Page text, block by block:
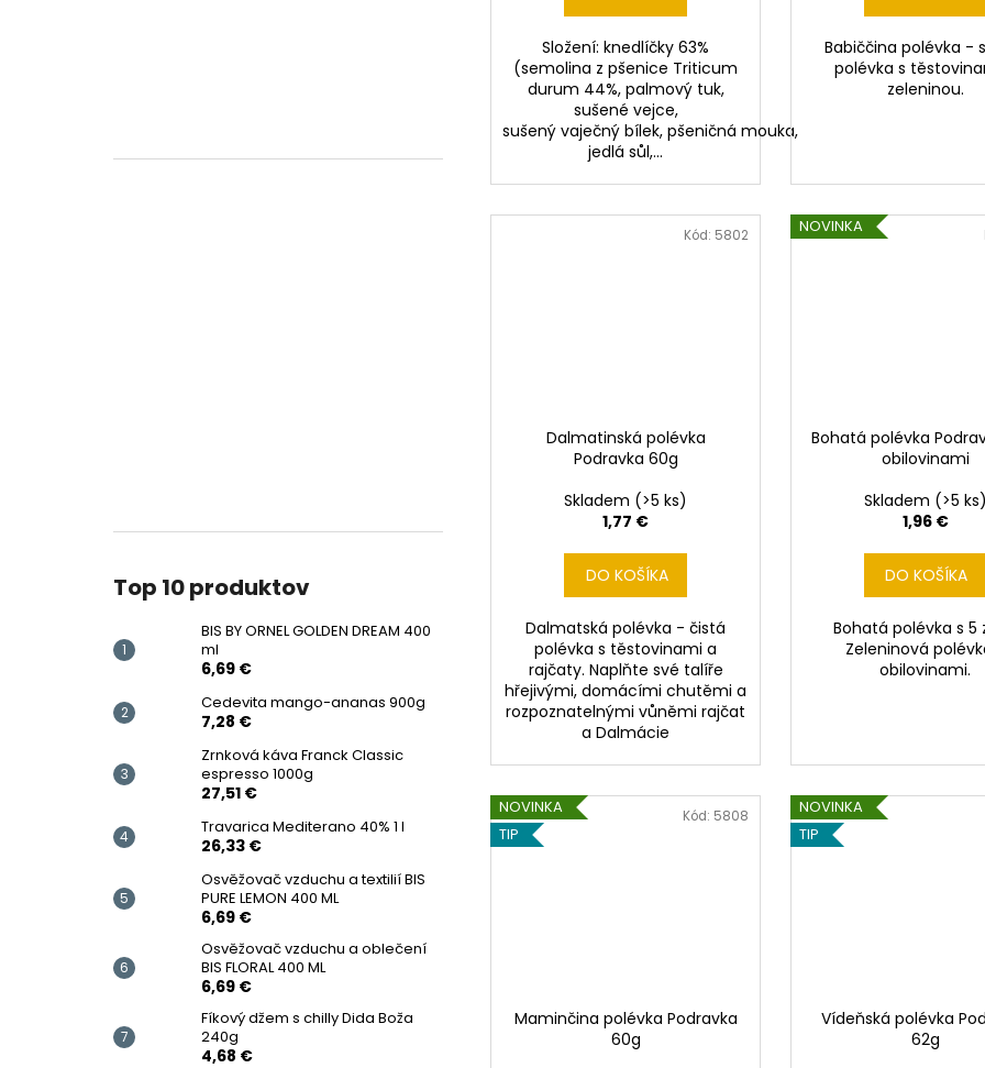
Top 10 produktov
BIS BY ORNEL GOLDEN DREAM 400
ml
6,69 €
Cedevita mango-ananas 900g
7,28 €
Zrnková káva Franck Classic
espresso 1000g
27,51 €
Travarica Mediterano 40% 1 l
26,33 €
Osvěžovač vzduchu a textilií BIS
PURE LEMON 400 ML
6,69 €
Osvěžovač vzduchu a oblečení
BIS FLORAL 400 ML
6,69 €
Fíkový džem s chilly Dida Boža
240g
4,68 €
Složení: knedlíčky 63%
(semolina z pšenice Triticum
durum 44%, palmový tuk,
sušené vejce,
sušený vaječný bílek, pšeničná mouka,
jedlá sůl,...
Babiččina polévka -
polévka s
zeleninou.
Dalmatinská polévka
Podravka 60g
Skladem (>5 ks)
1,77 €
DO KOŠÍKA
Dalmatská polévka - čistá
polévka s těstovinami a
rajčaty. Naplňte své talíře
hřejivými, domácími chutěmi a
rozpoznatelnými vůněmi rajčat
a Dalmácie
Kód: 5802 NOVINKA
Bohatá polévka
obilovinami
Skladem (>5
1,96 €
DO KOŠÍKA
Bohatá polévka s 5
Zeleninová
obilovinami.
NOVINKA
TIP
Maminčina polévka Podravka
60g
Kód: 5808
NOVINKA
TIP
Vídeňská polévka
62g